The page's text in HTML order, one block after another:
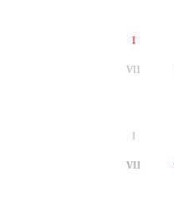
I
VII
I
VII